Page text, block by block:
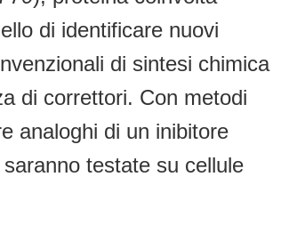
di identificare nuovi
di sintesi chimica
di correttori. Con metodi
analoghi di un inibitore
testate su cellule